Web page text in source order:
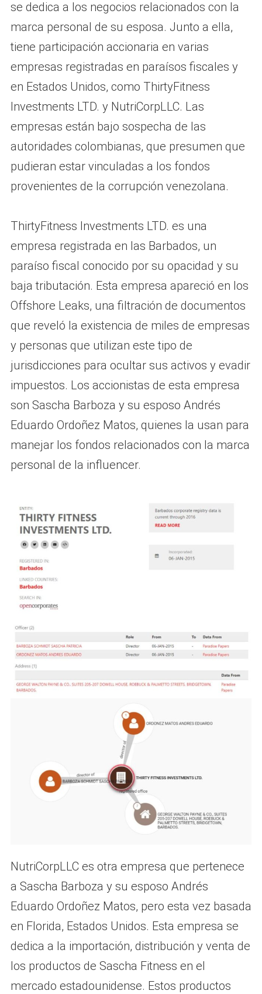
se dedica a los negocios relacionados con la
marca personal de su esposa. Junto a ella,
tiene participación accionaria en varias
empresas registradas en paraísos fiscales y
en Estados Unidos, como ThirtyFitness
Investments LTD. y NutriCorpLLC. Las
empresas están bajo sospecha de las
autoridades colombianas, que presumen que
pudieran estar vinculadas a los fondos
provenientes de la corrupción venezolana.
ThirtyFitness Investments LTD. es una
empresa registrada en las Barbados, un
paraíso fiscal conocido por su opacidad y su
baja tributación. Esta empresa apareció en los
Offshore Leaks, una filtración de documentos
que reveló la existencia de miles de empresas
y personas que utilizan este tipo de
jurisdicciones para ocultar sus activos y evadir
impuestos. Los accionistas de esta empresa
son Sascha Barboza y su esposo Andrés
Eduardo Ordoñez Matos, quienes la usan para
manejar los fondos relacionados con la marca
personal de la influencer.
NutriCorpLLC es otra empresa que pertenece
a Sascha Barboza y su esposo Andrés
Eduardo Ordoñez Matos, pero esta vez basada
en Florida, Estados Unidos. Esta empresa se
dedica a la importación, distribución y venta de
los productos de Sascha Fitness en el
mercado estadounidense. Estos productos